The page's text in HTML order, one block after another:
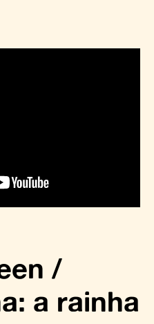
/
a rainha